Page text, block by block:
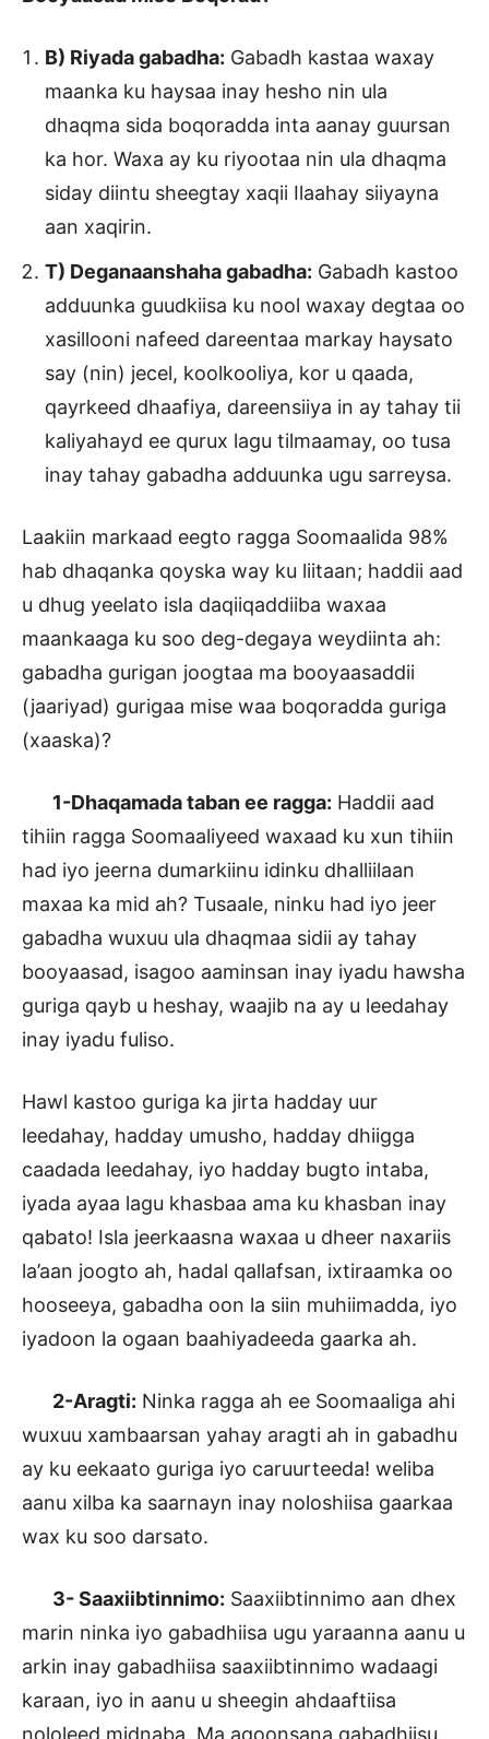
B) Riyada gabadha: Gabadh kastaa waxay
maanka ku haysaa inay hesho nin ula
dhaqma sida boqoradda inta aanay guursan
ka hor. Waxa ay ku riyootaa nin ula dhaqma
siday diintu sheegtay xaqii Ilaahay siiyayna
aan xaqirin.
T) Deganaanshaha gabadha: Gabadh kastoo
adduunka guudkiisa ku nool waxay degtaa oo
xasillooni nafeed dareentaa markay haysato
say (nin) jecel, koolkooliya, kor u qaada,
qayrkeed dhaafiya, dareensiiya in ay tahay tii
kaliyahayd ee qurux lagu tilmaamay, oo tusa
inay tahay gabadha adduunka ugu sarreysa.
Laakiin markaad eegto ragga Soomaalida 98%
hab dhaqanka qoyska way ku liitaan; haddii aad
u dhug yeelato isla daqiiqaddiiba waxaa
maankaaga ku soo deg-degaya weydiinta ah:
gabadha gurigan joogtaa ma booyaasaddii
(jaariyad) gurigaa mise waa boqoradda guriga
(xaaska)?
1-Dhaqamada taban ee ragga: Haddii aad
tihiin ragga Soomaaliyeed waxaad ku xun tihiin
had iyo jeerna dumarkiinu idinku dhalliilaan
maxaa ka mid ah? Tusaale, ninku had iyo jeer
gabadha wuxuu ula dhaqmaa sidii ay tahay
booyaasad, isagoo aaminsan inay iyadu hawsha
guriga qayb u heshay, waajib na ay u leedahay
inay iyadu fuliso.
Hawl kastoo guriga ka jirta hadday uur
leedahay, hadday umusho, hadday dhiigga
caadada leedahay, iyo hadday bugto intaba,
iyada ayaa lagu khasbaa ama ku khasban inay
qabato! Isla jeerkaasna waxaa u dheer naxariis
la’aan joogto ah, hadal qallafsan, ixtiraamka oo
hooseeya, gabadha oon la siin muhiimadda, iyo
iyadoon la ogaan baahiyadeeda gaarka ah.
2-Aragti: Ninka ragga ah ee Soomaaliga ahi
wuxuu xambaarsan yahay aragti ah in gabadhu
ay ku eekaato guriga iyo caruurteeda! weliba
aanu xilba ka saarnayn inay noloshiisa gaarkaa
wax ku soo darsato.
3- Saaxiibtinnimo: Saaxiibtinnimo aan dhex
marin ninka iyo gabadhiisa ugu yaraanna aanu u
arkin inay gabadhiisa saaxiibtinnimo wadaagi
karaan, iyo in aanu u sheegin ahdaaftiisa
nololeed midnaba. Ma aqoonsana gabadhiisu